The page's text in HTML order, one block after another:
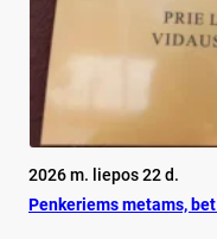
2026 m. liepos 22 d.
Pen­ke­riems me­tams,